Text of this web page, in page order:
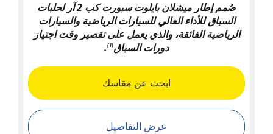
صُمم إطار ميشلان بايلوت سبورت كب 2 آر لحلبات
السباق للأداء العالي للسيارات الرياضية والسيارات
الرياضية الفائقة، والذي يعمل على تقصير وقت اجتياز
دورات السباق(1)
.
ابحث عن مقاسك
عرض التفاصيل